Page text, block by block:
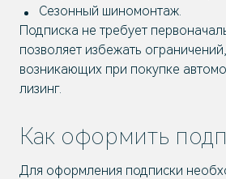
Сезонный шиномонтаж.
Подписка не требует
позволяет избежать
возникающих при покупке
лизинг.
Как оформить
Для оформления подписки